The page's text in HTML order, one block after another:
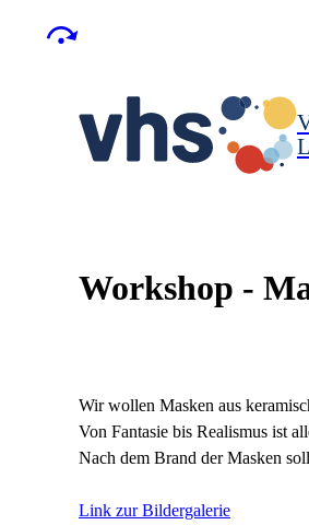
Workshop -
Wir wollen Masken aus
Von Fantasie bis Realismus ist
Nach dem Brand der Masken
Link zur Bildergalerie